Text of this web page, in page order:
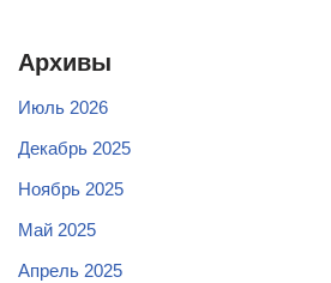
Архивы
Июль 2026
Декабрь 2025
Ноябрь 2025
Май 2025
Апрель 2025